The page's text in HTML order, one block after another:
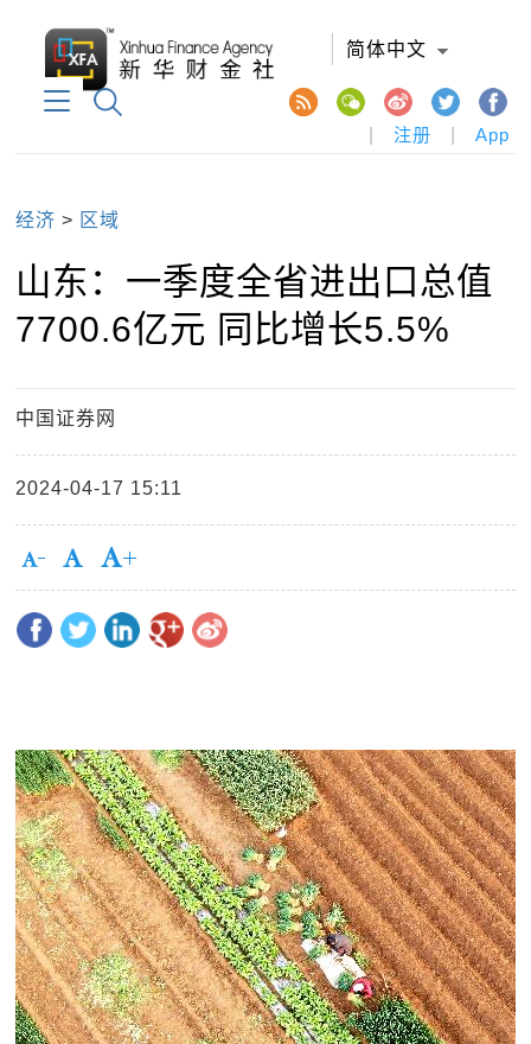
简体中文
注册 App
经济 > 区域
山东：一季度全省进出口总值
7700.6亿元 同比增长5.5%
中国证券网
2024-04-17 15:11